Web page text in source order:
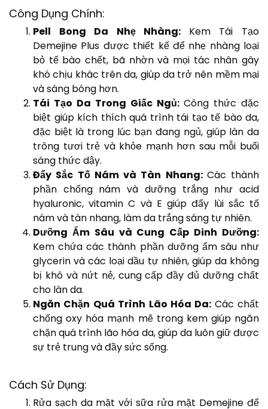
Công Dụng Chính:
Pell Bong Da Nhẹ Nhàng: Kem Tái Tạo
Demejine Plus được thiết kế để nhẹ nhàng loại
bỏ tế bào chết, bã nhờn và mọi tác nhân gây
khó chịu khác trên da, giúp da trở nên mềm mại
và sáng bóng hơn.
Tái Tạo Da Trong Giấc Ngủ: Công thức đặc
biệt giúp kích thích quá trình tái tạo tế bào da,
đặc biệt là trong lúc bạn đang ngủ, giúp làn da
trông tươi trẻ và khỏe mạnh hơn sau mỗi buổi
sáng thức dậy.
Đẩy Sắc Tố Nám và Tàn Nhang: Các thành
phần chống nám và dưỡng trắng như acid
hyaluronic, vitamin C và E giúp đẩy lùi sắc tố
nám và tàn nhang, làm da trắng sáng tự nhiên.
Dưỡng Ẩm Sâu và Cung Cấp Dinh Dưỡng:
Kem chứa các thành phần dưỡng ẩm sâu như
glycerin và các loại dầu tự nhiên, giúp da không
bị khô và nứt nẻ, cung cấp đầy đủ dưỡng chất
cho làn da.
Ngăn Chặn Quá Trình Lão Hóa Da: Các chất
chống oxy hóa mạnh mẽ trong kem giúp ngăn
chặn quá trình lão hóa da, giúp da luôn giữ được
sự trẻ trung và đầy sức sống.
Cách Sử Dụng:
Rửa sạch da mặt với sữa rửa mặt Demejine để